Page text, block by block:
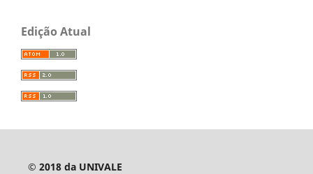
Edição Atual
© 2018 da UNIVALE